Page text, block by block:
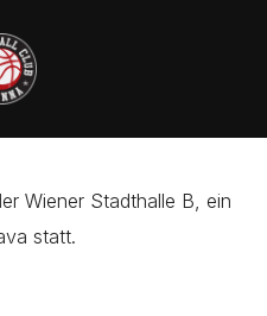
VS. INTER
Wiener Stadthalle B, ein
statt.